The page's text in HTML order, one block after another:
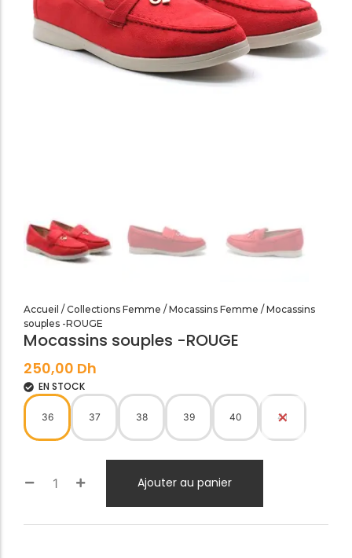
SANDALES PLATES & MEDICALES FEMME
SANDALES SOIRÉES FEMME
Accueil / Collections Femme / Mocassins Femme / Mocassins
souples -ROUGE
Mocassins souples -ROUGE
250,00 Dh
EN STOCK
36 37 38 39 40 41
Ajouter au panier